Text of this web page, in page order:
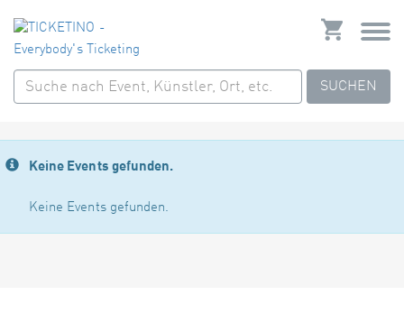
SUCHEN
Keine Events gefunden.
Keine Events gefunden.